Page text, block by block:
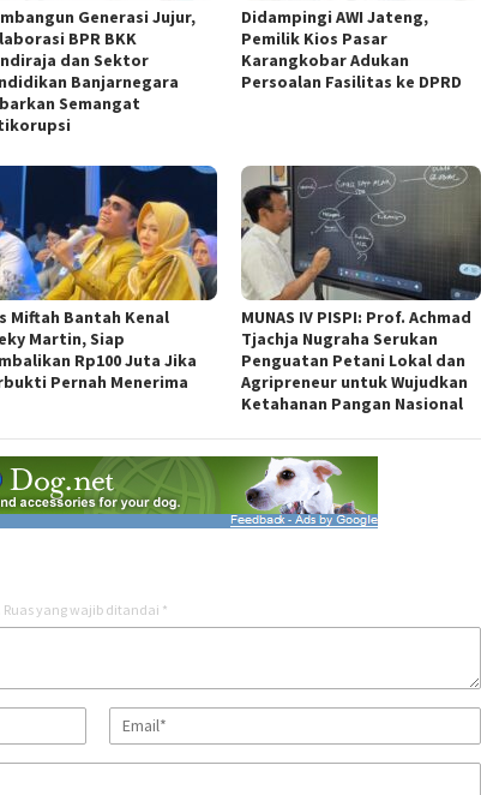
Generasi Jujur,
BPR BKK
dan Sektor
Banjarnegara
Semangat
Didampingi AWI Jateng,
Pemilik Kios Pasar
Karangkobar Adukan
Persoalan Fasilitas ke DPRD
Miftah Bantah Kenal
Martin, Siap
Rp100 Juta Jika
Pernah Menerima
MUNAS IV PISPI: Prof. Achmad
Tjachja Nugraha Serukan
Penguatan Petani Lokal dan
Agripreneur untuk Wujudkan
Ketahanan Pangan Nasional
Ruas yang wajib ditandai *